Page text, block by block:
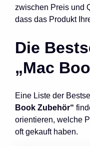
zwischen Preis und
dass das Produkt
Die
„Mac
Eine Liste der
Book Zubehör“
orientieren, welche
oft gekauft haben.